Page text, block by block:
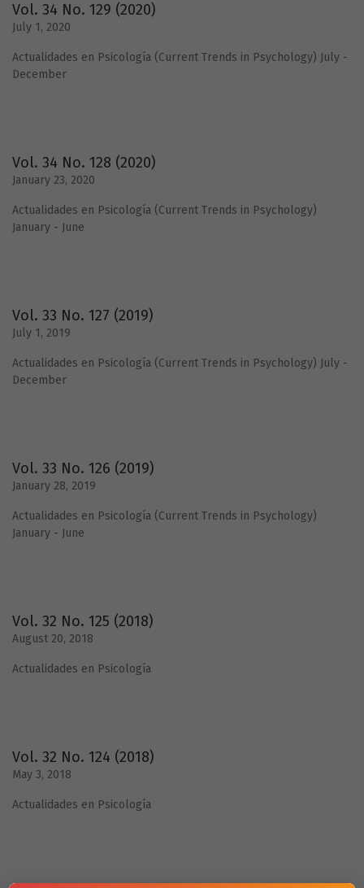
Vol. 34 No. 129 (2020)
July 1, 2020
Actualidades en Psicología (Current Trends in Psychology) July -
December
Vol. 34 No. 128 (2020)
January 23, 2020
Actualidades en Psicología (Current Trends in Psychology)
January - June
Vol. 33 No. 127 (2019)
July 1, 2019
Actualidades en Psicología (Current Trends in Psychology) July -
December
Vol. 33 No. 126 (2019)
January 28, 2019
Actualidades en Psicología (Current Trends in Psychology)
January - June
Vol. 32 No. 125 (2018)
August 20, 2018
Actualidades en Psicología
Vol. 32 No. 124 (2018)
May 3, 2018
Actualidades en Psicología